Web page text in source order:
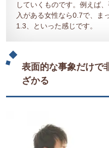
していくものです。例えば
入がある女性なら0.7で、ま
1.3、といった感じです。
表面的な事象だけで
ざかる